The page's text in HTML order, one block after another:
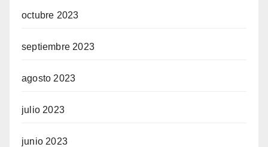
octubre 2023
septiembre 2023
agosto 2023
julio 2023
junio 2023